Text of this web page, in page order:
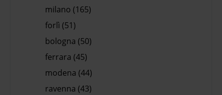
milano (165)
forlì (51)
bologna (50)
ferrara (45)
modena (44)
ravenna (43)